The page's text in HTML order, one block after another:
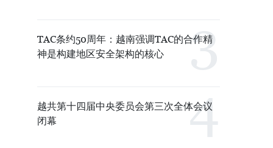
TAC条约50周年：越南强调TAC的合作精
神是构建地区安全架构的核心
越共第十四届中央委员会第三次全体会议
闭幕